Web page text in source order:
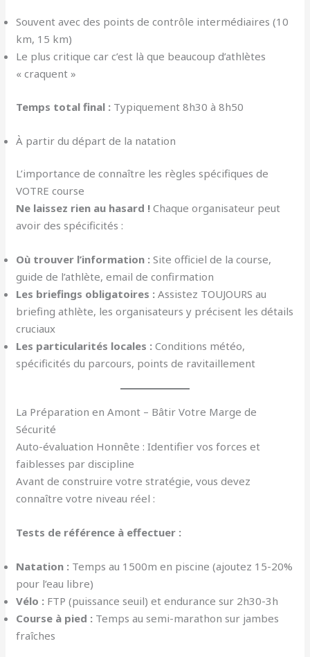
Souvent avec des points de contrôle intermédiaires (10
km, 15 km)
Le plus critique car c’est là que beaucoup d’athlètes
« craquent »
Temps total final : Typiquement 8h30 à 8h50
À partir du départ de la natation
L’importance de connaître les règles spécifiques de
VOTRE course
Ne laissez rien au hasard ! Chaque organisateur peut
avoir des spécificités :
Où trouver l’information : Site officiel de la course,
guide de l’athlète, email de confirmation
Les briefings obligatoires : Assistez TOUJOURS au
briefing athlète, les organisateurs y précisent les détails
cruciaux
Les particularités locales : Conditions météo,
spécificités du parcours, points de ravitaillement
La Préparation en Amont – Bâtir Votre Marge de
Sécurité
Auto-évaluation Honnête : Identifier vos forces et
faiblesses par discipline
Avant de construire votre stratégie, vous devez
connaître votre niveau réel :
Tests de référence à effectuer :
Natation : Temps au 1500m en piscine (ajoutez 15-20%
pour l’eau libre)
Vélo : FTP (puissance seuil) et endurance sur 2h30-3h
Course à pied : Temps au semi-marathon sur jambes
fraîches